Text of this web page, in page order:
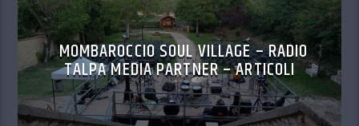
MOMBAROCCIO SOUL VILLAGE – RADIO
TALPA MEDIA PARTNER – ARTICOLI